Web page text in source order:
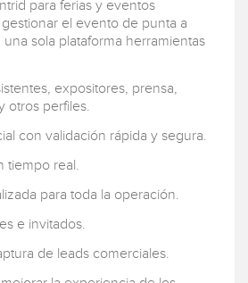
para ferias y eventos
el evento de punta a
sola plataforma herramientas
expositores, prensa,
otros perfiles.
con validación rápida y segura.
tiempo real.
para toda la operación.
e invitados.
de leads comerciales.